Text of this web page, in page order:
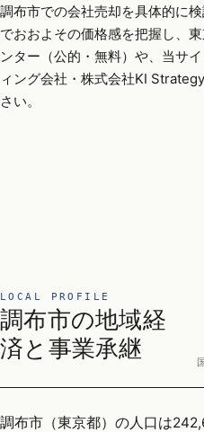
調布市での会社売却を具体的に
でおおよその価格感を把握し、
ンター（公的・無料）や、当サ
ィング会社・株式会社KI
さい。
LOCAL PROFILE
調布市の地域経
済と事業承継
調布市（東京都）の人口は